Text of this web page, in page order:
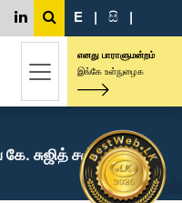
E | සි |
எனது பாராளுமன்றம்
இங்கே உள்நுழைக
சுஜித் சஞ்ஜய